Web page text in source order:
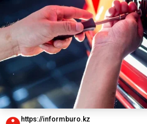
https://informburo.kz